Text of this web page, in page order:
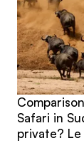
Safari in
private?